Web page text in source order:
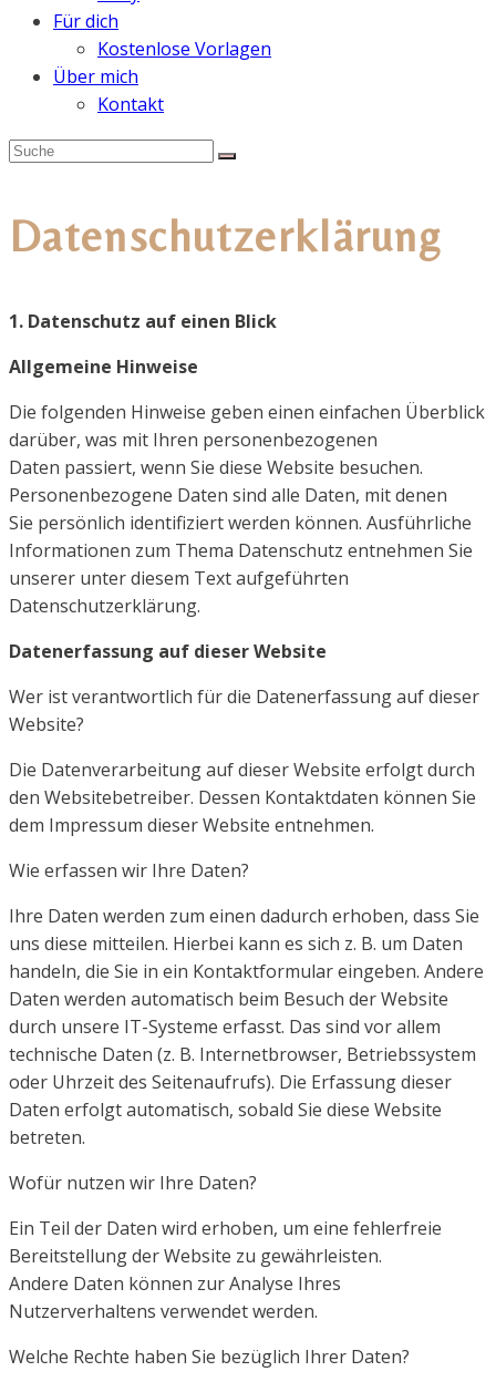
Für dich
Kostenlose Vorlagen
Über mich
Kontakt
Datenschutzerklärung
1. Datenschutz auf einen Blick
Allgemeine Hinweise
Die folgenden Hinweise geben einen einfachen Überblick
darüber, was mit Ihren personenbezogenen
Daten passiert, wenn Sie diese Website besuchen.
Personenbezogene Daten sind alle Daten, mit denen
Sie persönlich identifiziert werden können. Ausführliche
Informationen zum Thema Datenschutz entnehmen Sie
unserer unter diesem Text aufgeführten
Datenschutzerklärung.
Datenerfassung auf dieser Website
Wer ist verantwortlich für die Datenerfassung auf dieser
Website?
Die Datenverarbeitung auf dieser Website erfolgt durch
den Websitebetreiber. Dessen Kontaktdaten können Sie
dem Impressum dieser Website entnehmen.
Wie erfassen wir Ihre Daten?
Ihre Daten werden zum einen dadurch erhoben, dass Sie
uns diese mitteilen. Hierbei kann es sich z. B. um Daten
handeln, die Sie in ein Kontaktformular eingeben. Andere
Daten werden automatisch beim Besuch der Website
durch unsere IT-Systeme erfasst. Das sind vorallem
technische Daten (z. B. Internetbrowser, Betriebssystem
oder Uhrzeit des Seitenaufrufs). Die Erfassung dieser
Daten erfolgt automatisch, sobald Sie diese Website
betreten.
Wofür nutzen wir Ihre Daten?
Ein Teil der Daten wird erhoben, um eine fehlerfreie
Bereitstellung der Website zu gewährleisten.
Andere Daten können zur Analyse Ihres
Nutzerverhaltens verwendet werden.
Welche Rechte haben Sie bezüglich Ihrer Daten?